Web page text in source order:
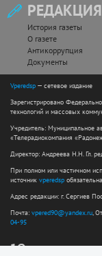
РЕДАКЦИЯ
История газеты
О газете
Антикоррупция
Документы
Vperedsp — сетевое издание
Зарегистрировано
технологий и массовых
Учредитель: Муниципальное
«Телерадиокомпания
Директор: Андреева Н.Н. Гл.
При полном или частичном
источник vperedsp
Адрес редакции: г. Сергиев
Почта: vpered90@yandex.ru,
04-95
12+